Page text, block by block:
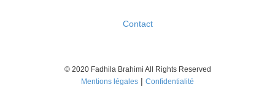
Contact
© 2020 Fadhila Brahimi All Rights Reserved
Mentions légales | Confidentialité